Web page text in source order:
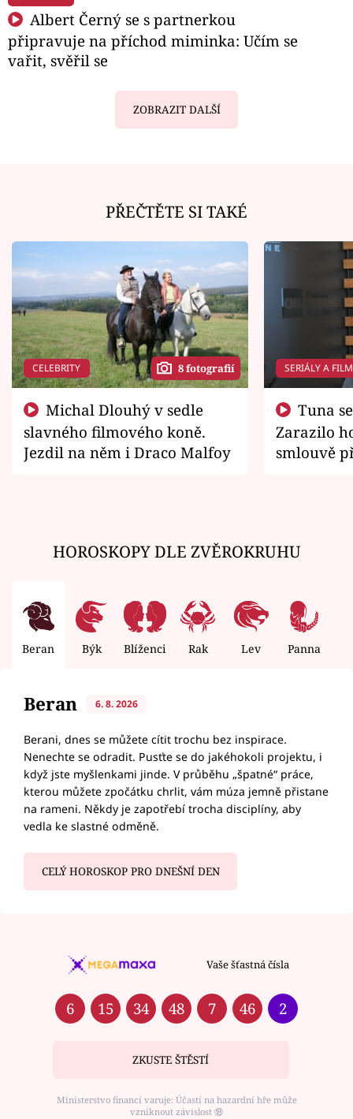
Albert Černý se s partnerkou
připravuje na příchod miminka: Učím se
vařit, svěřil se
ZOBRAZIT DALŠÍ
PŘEČTĚTE SI TAKÉ
CELEBRITY 8 fotografií
slavného filmového koně.
Jezdil na něm i Draco Malfoy
SERIÁLY A
Zarazilo
smlouvě
HOROSKOPY DLE ZVĚROKRUHU
Beran Býk Blíženci Rak Lev Panna
Beran 6. 8. 2026
Berani, dnes se můžete cítit trochu bez inspirace.
Nenechte se odradit. Pusťte se do jakéhokoli projektu, i
když jste myšlenkami jinde. V průběhu „špatné“ práce,
kterou můžete zpočátku chrlit, vám múza jemně přistane
na rameni. Někdy je zapotřebí trocha disciplíny, aby
vedla ke slastné odměně.
CELÝ HOROSKOP PRO DNEŠNÍ DEN
Vaše šťastná čísla
6 15 34 48 7 46 2
ZKUSTE ŠTĚSTÍ
Ministerstvo financí varuje: Účastí na hazardní hře může
vzniknout závislost ⑱